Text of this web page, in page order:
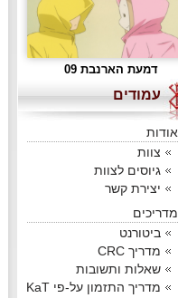
דמעת הארנבת 09
עמודים
אודות
צוות
גיוסים לצוות
יצירת קשר
מדריכים
ביטורנט
מדריך CRC
שאלות ותשובות
מדריך התזמון על-פי KaT